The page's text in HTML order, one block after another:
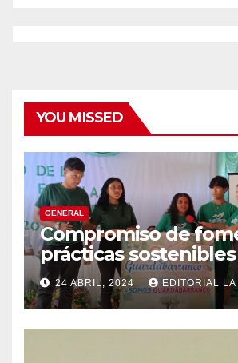
YOU MISSED
GENERAL
Compromiso de
prácticas
conciencia ecológica
instituciones
24 ABRIL, 2024 EDITORIAL